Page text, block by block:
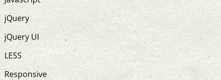
jQuery
jQuery UI
LESS
Responsive